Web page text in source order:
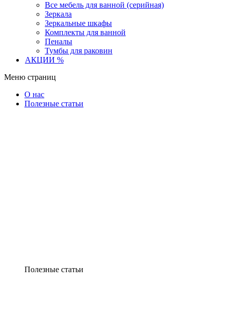
Все мебель для ванной (серийная)
Зеркала
Зеркальные шкафы
Комплекты для ванной
Пеналы
Тумбы для раковин
АКЦИИ %
Меню страниц
О нас
Полезные статьи
Полезные статьи